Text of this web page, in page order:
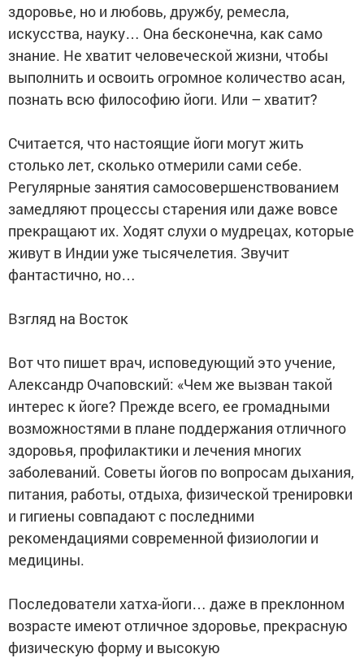
здоровье, но и любовь, дружбу, ремесла,
искусства, науку… Она бесконечна, как само
знание. Не хватит человеческой жизни, чтобы
выполнить и освоить огромное количество асан,
познать всю философию йоги. Или – хватит?
Считается, что настоящие йоги могут жить
столько лет, сколько отмерили сами себе.
Регулярные занятия самосовершенствованием
замедляют процессы старения или даже вовсе
прекращают их. Ходят слухи о мудрецах, которые
живут в Индии уже тысячелетия. Звучит
фантастично, но…
Взгляд на Восток
Вот что пишет врач, исповедующий это учение,
Александр Очаповский: «Чем же вызван такой
интерес к йоге? Прежде всего, ее громадными
возможностями в плане поддержания отличного
здоровья, профилактики и лечения многих
заболеваний. Советы йогов по вопросам дыхания,
питания, работы, отдыха, физической тренировки
и гигиены совпадают с последними
рекомендациями современной физиологии и
медицины.
Последователи хатха-йоги… даже в преклонном
возрасте имеют отличное здоровье, прекрасную
физическую форму и высокую